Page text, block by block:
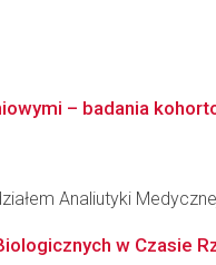
– badania
Analiutyki
w Czasie